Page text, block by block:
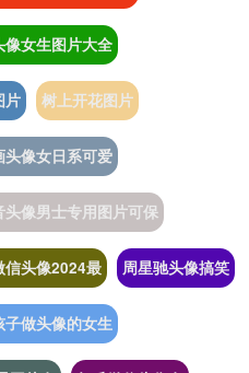
像女生图片大全
片 树上开花图片
头像女日系可爱
头像男士专用图片可保
信头像2024最 周星驰头像搞笑
子做头像的女生